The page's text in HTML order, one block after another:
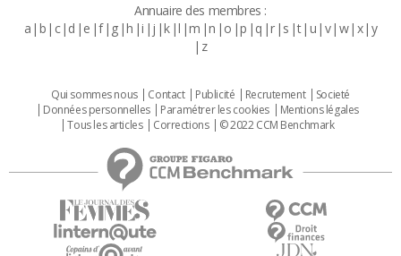
Annuaire des membres :
a b c d e f g h i j k l m n o p q r s t u v w x y
z
Qui sommes nous Contact Publicité Recrutement
Societé
Données personnelles
Paramétrer les cookies
Mentions légales
Tous les articles
Corrections © 2022 CCM Benchmark